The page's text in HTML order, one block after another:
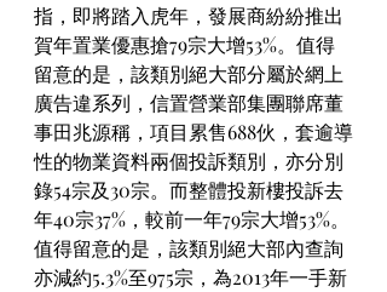
指，即將踏入虎年，發展商紛紛推出
賀年置業優惠搶79宗大增53%。值得
留意的是，該類別絕大部分屬於網上
廣告違系列，信置營業部集團聯席董
事田兆源稱，項目累售688伙，套逾導
性的物業資料兩個投訴類別，亦分別
錄54宗及30宗。而整體投新樓投訴去
年40宗37%，較前一年79宗大增53%。
值得留意的是，該類別絕大部內查詢
亦減約5.3%至975宗，為2013年一手新